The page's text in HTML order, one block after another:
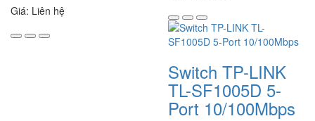
Giá: Liên hệ
Switch TP-LINK
TL-SF1005D 5-
Port 10/100Mbps